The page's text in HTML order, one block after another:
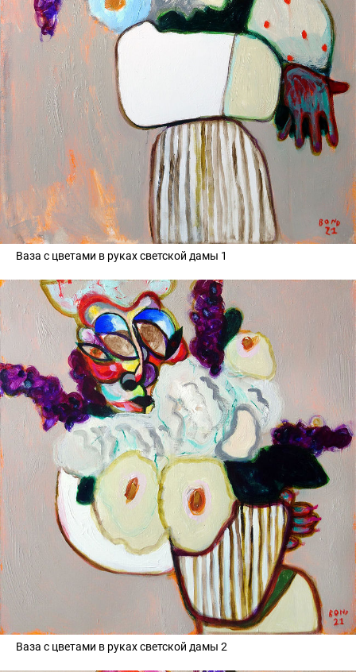
Ваза с цветами в руках светской дамы 1
Ваза с цветами в руках светской дамы 2